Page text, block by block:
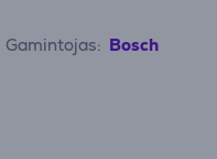
Gamintojas: Bosch